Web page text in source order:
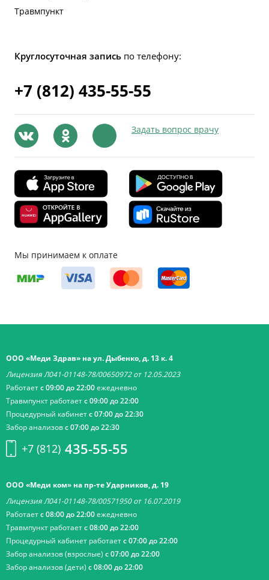
Травмпункт
Круглосуточная запись по телефону:
+7 (812) 435-55-55
Задать вопрос врачу
Мы принимаем к оплате
ООО «Меди Здрав» на ул. Дыбенко, д. 13 к. 4
Лицензия Л041-01148-78/00650972 от 12.05.2023
Работаетс 09:00 до 22:00ежедневно
Травмпункт работаетс 09:00 до 22:00
Процедурный кабинетс 07:00 до 22:30
Забор анализовс 07:00 до 22:30
+7 (812) 435-55-55
ООО «Меди ком» на пр-те Ударников, д. 19
Лицензия Л041-01148-78/00571950 от 16.07.2019
Работаетс 08:00 до 22:00ежедневно
Травмпункт работаетс 08:00 до 22:00
Процедурный кабинет работаетс 07:00 до 22:00
Забор анализов (взрослые) с 07:00 до 22:00
Забор анализов (дети) с 08:00 до 22:00